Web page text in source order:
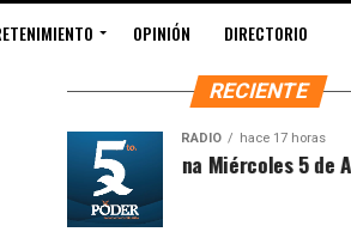
OPINIÓN DIRECTORIO
RECIENTE
RADIO hace 17 horas
Síntesis Matutina Miércoles 5 de